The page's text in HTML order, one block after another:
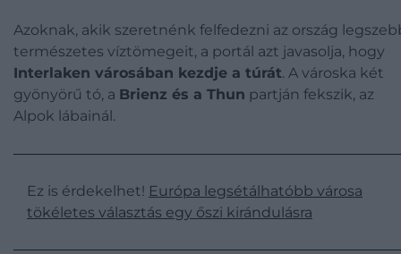
Azoknak, akik szeretnénk felfedezni az ország
természetes víztömegeit, a portál azt javasolja, hogy
Interlaken városában kezdje a túrát. A városka két
gyönyörű tó, a Brienz és a Thun partján fekszik, az
Alpok lábainál.
Ez is érdekelhet! Európa legsétálhatóbb városa
tökéletes választás egy őszi kirándulásra